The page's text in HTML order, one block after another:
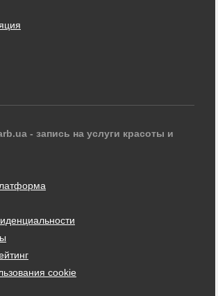
- запись на услуги красоты и
cookie